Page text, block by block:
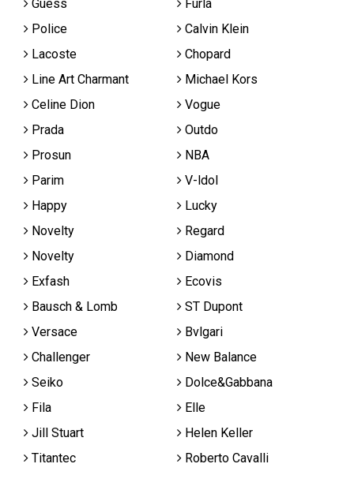
Guess
Furla
Police
Calvin Klein
Lacoste
Chopard
Line Art Charmant
Michael Kors
Celine Dion
Vogue
Prada
Outdo
Prosun
NBA
Parim
V-ldol
Happy
Lucky
Novelty
Regard
Novelty
Diamond
Exfash
Ecovis
Bausch & Lomb
ST Dupont
Versace
Bvlgari
Challenger
New Balance
Seiko
Dolce&Gabbana
Fila
Elle
Jill Stuart
Helen Keller
Titantec
Roberto Cavalli